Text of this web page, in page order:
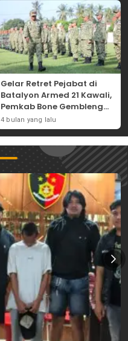
Gelar Retret Pejabat di
Batalyon Armed 21 Kawali,
Pemkab Bone Gembleng
Kedisiplinan Camat dan
Pimpinan OPD
4 bulan yang lalu